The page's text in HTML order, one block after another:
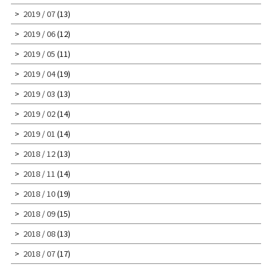
2019 / 07(13)
2019 / 06(12)
2019 / 05 (11)
2019 / 04(19)
2019 / 03 (13)
2019 / 02(14)
2019 / 01 (14)
2018 / 12(13)
2018 / 11 (14)
2018 / 10(19)
2018 / 09(15)
2018 / 08(13)
2018 / 07(17)